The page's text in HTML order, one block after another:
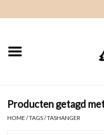
Home
Kleding
Producten getagd
HOME /TAGS/TASHANGER